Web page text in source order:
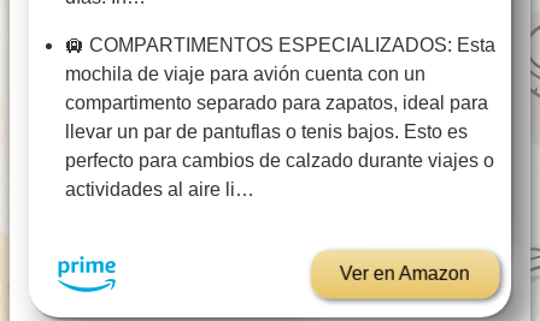
🛄 COMPARTIMENTOS ESPECIALIZADOS: Esta
mochila de viaje para avión cuenta con un
compartimento separado para zapatos, ideal para
llevar un par de pantuflas o tenis bajos. Esto es
perfecto para cambios de calzado durante viajes o
actividades al aire li…
Ver en Amazon